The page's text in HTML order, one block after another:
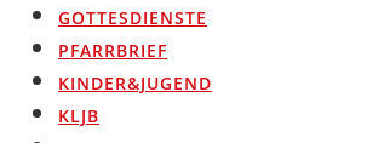
GOTTESDIENSTE
PFARRBRIEF
KINDER&JUGEND
KLJB